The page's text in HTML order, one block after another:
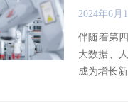
2024年6月
伴随着第
大数据、
成为增长